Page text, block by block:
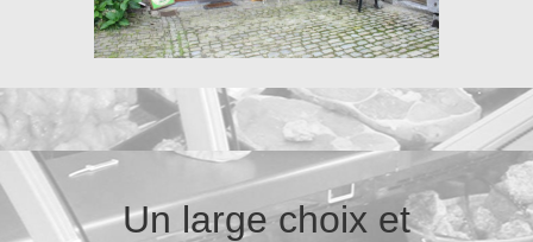
Un large choix et